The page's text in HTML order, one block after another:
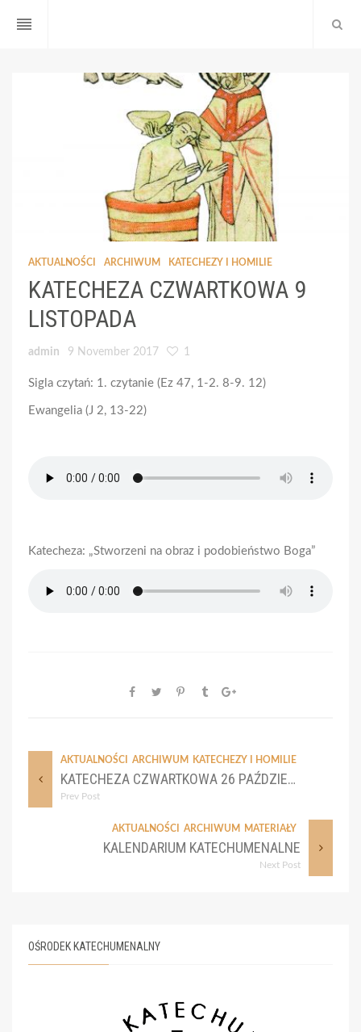
reorder
AKTUALNOŚCI ARCHIWUM KATECHEZY I HOMILIE
KATECHEZA CZWARTKOWA 9
LISTOPADA
admin 9 November 2017 1
Sigla czytań: 1. czytanie (Ez 47, 1-2. 8-9. 12)
Ewangelia (J 2, 13-22)
Katecheza: „Stworzeni na obraz i podobieństwo Boga”
AKTUALNOŚCI ARCHIWUM KATECHEZY I HOMILIE
KATECHEZA CZWARTKOWA 26 PAŹDZIERNIKA
Prev Post
AKTUALNOŚCI ARCHIWUM MATERIAŁY
KALENDARIUM KATECHUMENALNE
Next Post
OŚRODEK KATECHUMENALNY